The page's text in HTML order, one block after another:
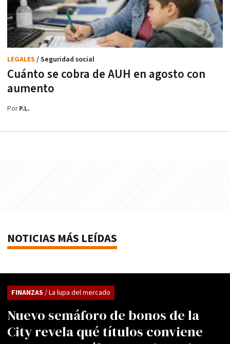
Cuánto se cobra de AUH en agosto con
aumento
LEGALES / Seguridad social
PorP.L.
NOTICIAS MÁS LEÍDAS
Nuevo semáforo de bonos de la
City revela qué títulos conviene
FINANZAS / La lupa del mercado